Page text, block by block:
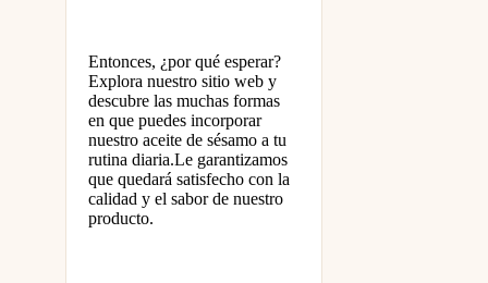
Entonces, ¿por qué esperar?
Explora nuestro sitio web y
descubre las muchas formas
en que puedes incorporar
nuestro aceite de sésamo a tu
rutina diaria.Le garantizamos
que quedará satisfecho con la
calidad y el sabor de nuestro
producto.